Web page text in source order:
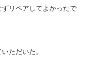
リペアしてよかったで
ただいた。